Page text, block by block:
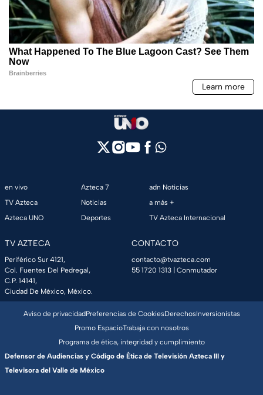
en vivo
TV Azteca
Azteca UNO
Azteca 7
Noticias
Deportes
adn Noticias
a más +
TV Azteca Internacional
TV AZTECA
Periférico Sur 4121,
Col. Fuentes Del Pedregal,
C.P. 14141,
Ciudad De México, México.
CONTACTO
contacto@tvazteca.com
55 1720 1313 | Conmutador
Aviso de privacidadPreferencias de CookiesDerechosInversionistas
Promo EspacioTrabaja con nosotros
Programa de ética, integridad y cumplimiento
Defensor de Audiencias y Código de Ética de Televisión Azteca III y
Televisora del Valle de México